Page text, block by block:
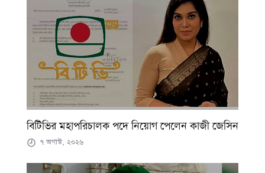
বিটিভির মহাপরিচালক পদে নিয়োগ পেলেন কাজী জেসিন
৭ অগাস্ট, ২০২৬